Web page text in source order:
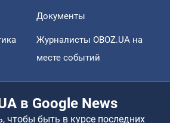
Документы
Журналисты OBOZ.UA на
месте событий
в Google News
чтобы быть в курсе последних